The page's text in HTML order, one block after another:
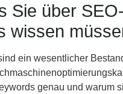
Sie über SEO-
wissen
ein wesentlicher
genau und warum